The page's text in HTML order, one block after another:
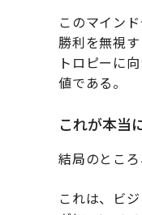
このマイン
勝利を無視
トロピーに
値である。
これが本当
結局のとこ
これは、ビ